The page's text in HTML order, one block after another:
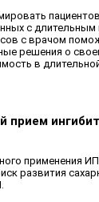
с
с врачом
решения о
в
прием
применения
развития